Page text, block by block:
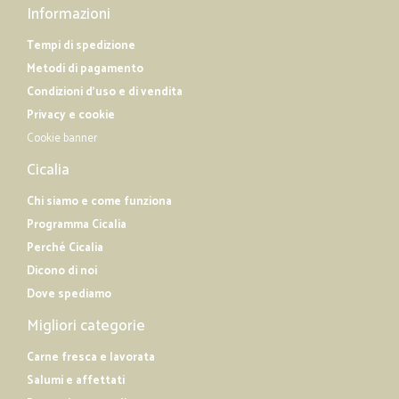
non rispettati 3-4 gg,. 2° intoppo alla prima spesa mi arriva metà,
chiedo la motivazione errore loro e mi rimborsano subito l'importo da
restituire. Faccio in questi gg la seconda spesa voglio fidarmi e
questa volta tutto bene prodotti arrivati in tempo 3 gg. beni imballati e
protetti, corriere gentile tutto ok. Provero' una terza volta perchè è
comodo facile, e sommariamente veloce. Percio' mi permetto di
Informazioni
Tempi di spedizione
Metodi di pagamento
Condizioni d'uso e di vendita
Privacy e cookie
Cookie banner
Cicalia
Chi siamo e come funziona
Programma Cicalia
Perché Cicalia
Dicono di noi
Dove spediamo
Migliori categorie
Carne fresca e lavorata
Salumi e affettati